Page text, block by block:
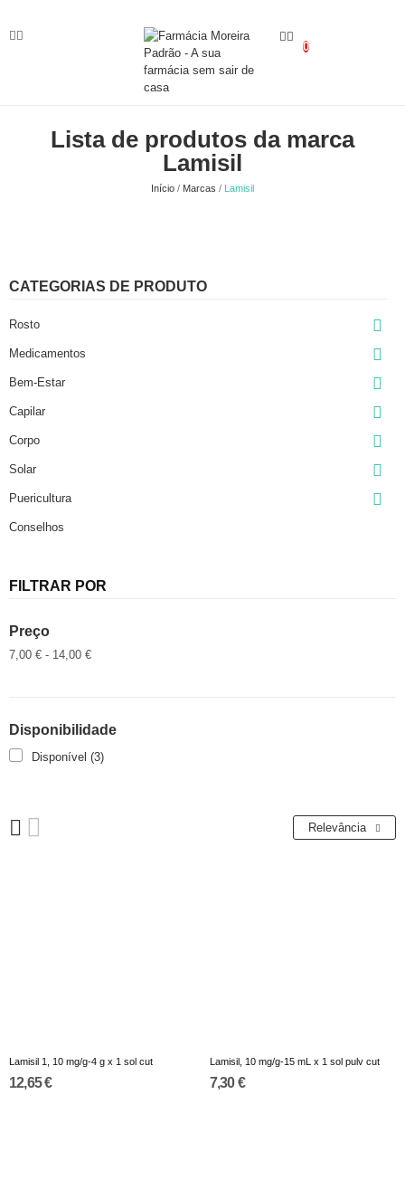
0
Lista de produtos da marca
Lamisil
Início Marcas Lamisil
CATEGORIAS DE PRODUTO
Rosto 
Medicamentos 
Bem-Estar 
Capilar 
Corpo 
Solar 
Puericultura 
Conselhos
FILTRAR POR
Preço
7,00 € - 14,00 €
Disponibilidade
Disponível(3)
Relevância
Lamisil 1, 10 mg/g-4 g x 1 sol cut
12,65 €
Lamisil, 10 mg/g-15 mL x 1 sol pulv cut
7,30 €